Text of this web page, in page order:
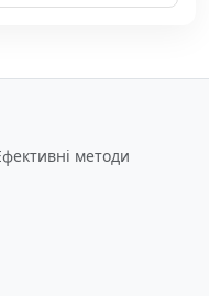
методи